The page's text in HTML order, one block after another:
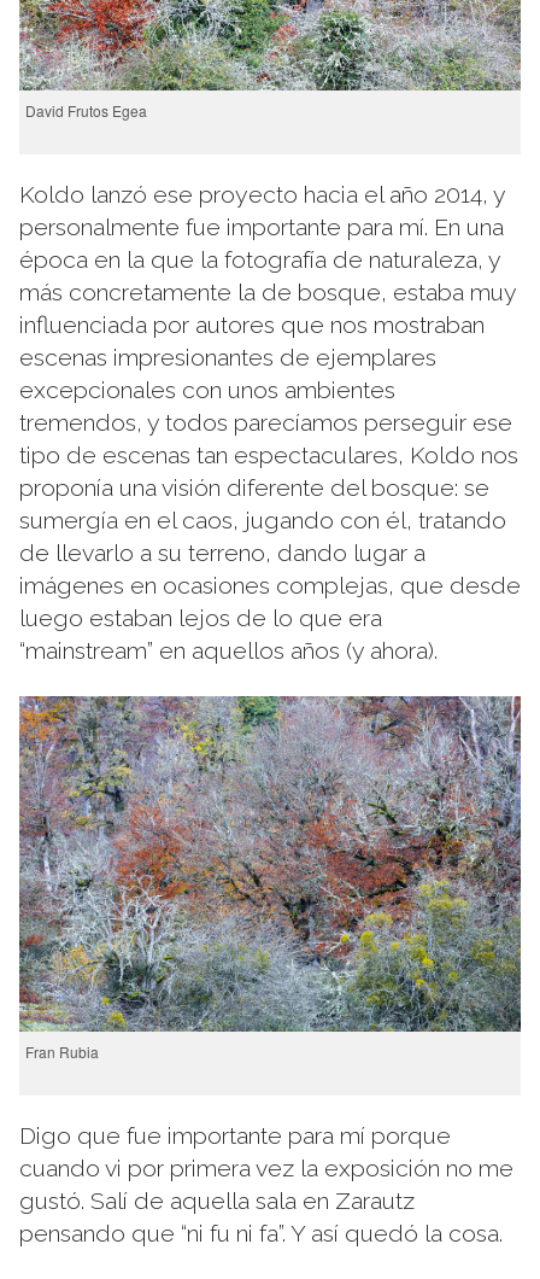
David Frutos Egea
Koldo lanzó ese proyecto hacia el año 2014, y
personalmente fue importante para mí. En una
época en la que la fotografía de naturaleza, y
más concretamente la de bosque, estaba muy
influenciada por autores que nos mostraban
escenas impresionantes de ejemplares
excepcionales con unos ambientes
tremendos, y todos parecíamos perseguir ese
tipo de escenas tan espectaculares, Koldo nos
proponía una visión diferente del bosque: se
sumergía en el caos, jugando con él, tratando
de llevarlo a su terreno, dando lugar a
imágenes en ocasiones complejas, que desde
luego estaban lejos de lo que era
“mainstream” en aquellos años (y ahora).
Fran Rubia
Digo que fue importante para mí porque
cuando vi por primera vez la exposición no me
gustó. Salí de aquella sala en Zarautz
pensando que “ni fu ni fa”. Y así quedó la cosa.